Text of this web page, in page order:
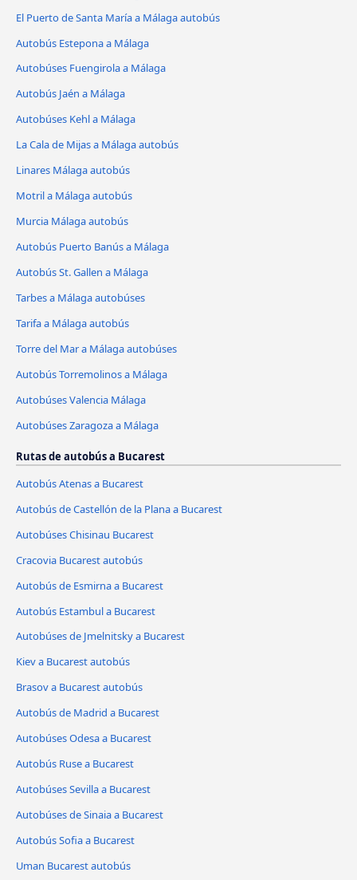
El Puerto de Santa María a Málaga autobús
Autobús Estepona a Málaga
Autobúses Fuengirola a Málaga
Autobús Jaén a Málaga
Autobúses Kehl a Málaga
La Cala de Mijas a Málaga autobús
Linares Málaga autobús
Motril a Málaga autobús
Murcia Málaga autobús
Autobús Puerto Banús a Málaga
Autobús St. Gallen a Málaga
Tarbes a Málaga autobúses
Tarifa a Málaga autobús
Torre del Mar a Málaga autobúses
Autobús Torremolinos a Málaga
Autobúses Valencia Málaga
Autobúses Zaragoza a Málaga
Rutas de autobús a Bucarest
Autobús Atenas a Bucarest
Autobús de Castellón de la Plana a Bucarest
Autobúses Chisinau Bucarest
Cracovia Bucarest autobús
Autobús de Esmirna a Bucarest
Autobús Estambul a Bucarest
Autobúses de Jmelnitsky a Bucarest
Kiev a Bucarest autobús
Brasov a Bucarest autobús
Autobús de Madrid a Bucarest
Autobúses Odesa a Bucarest
Autobús Ruse a Bucarest
Autobúses Sevilla a Bucarest
Autobúses de Sinaia a Bucarest
Autobús Sofia a Bucarest
Uman Bucarest autobús